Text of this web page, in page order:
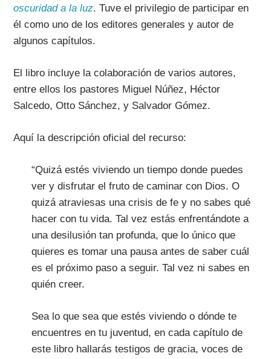
oscuridad a la luz. Tuve el privilegio de participar en
él como uno de los editores generales y autor de
algunos capítulos.
El libro incluye la colaboración de varios autores,
entre ellos los pastores Miguel Núñez, Héctor
Salcedo, Otto Sánchez, y Salvador Gómez.
Aquí la descripción oficial del recurso:
“Quizá estés viviendo un tiempo donde puedes
ver y disfrutar el fruto de caminar con Dios. O
quizá atraviesas una crisis de fe y no sabes qué
hacer con tu vida. Tal vez estás enfrentándote a
una desilusión tan profunda, que lo único que
quieres es tomar una pausa antes de saber cuál
es el próximo paso a seguir. Tal vez ni sabes en
quién creer.
Sea lo que sea que estés viviendo o dónde te
encuentres en tu juventud, en cada capítulo de
este libro hallarás testigos de gracia, voces de